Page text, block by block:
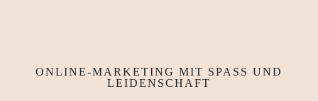
ONLINE-MARKETING MIT SPASS UND L
EIDENSCHAFT